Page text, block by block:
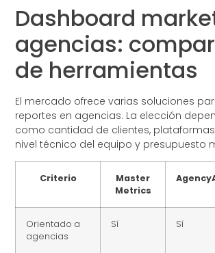
Dashboard
agencias:
de herramientas
El mercado ofrece varias soluciones
reportes en agencias. La elección
como cantidad de clientes,
nivel técnico del equipo y presupuesto
Criterio
Master
Metrics
Orientado a
agencias
Sí Sí